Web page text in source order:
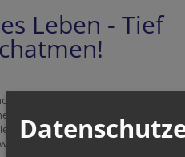
Leben - Tief
Familienverband lädt zur
Fakten zu diesem Thema sowie
site/wien/angebote/